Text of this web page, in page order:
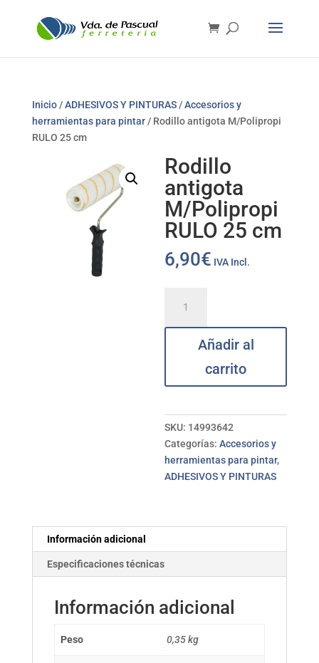
Inicio/ADHESIVOS Y PINTURAS/Accesorios y
herramientas para pintar/ Rodillo antigota M/Polipropi
RULO 25 cm
Rodillo
antigota
M/Polipropi
RULO 25 cm
6,90€ IVA Incl.
antigota
M/Polipropi
Añadir al
carrito
SKU: 14993642
Categorías:Accesorios y
herramientas para pintar,
ADHESIVOS Y PINTURAS
Información adicional
Especificaciones técnicas
Información adicional
Peso 0,35 kg